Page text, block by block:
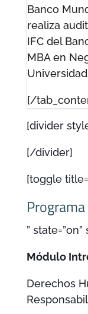
Banco
realiza
IFC del
MBA en
[/
[divider
[/divider]
[toggle
Programa
”
Módulo
Derechos